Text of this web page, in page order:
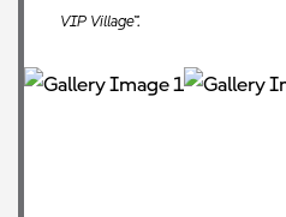
VIP Village™.